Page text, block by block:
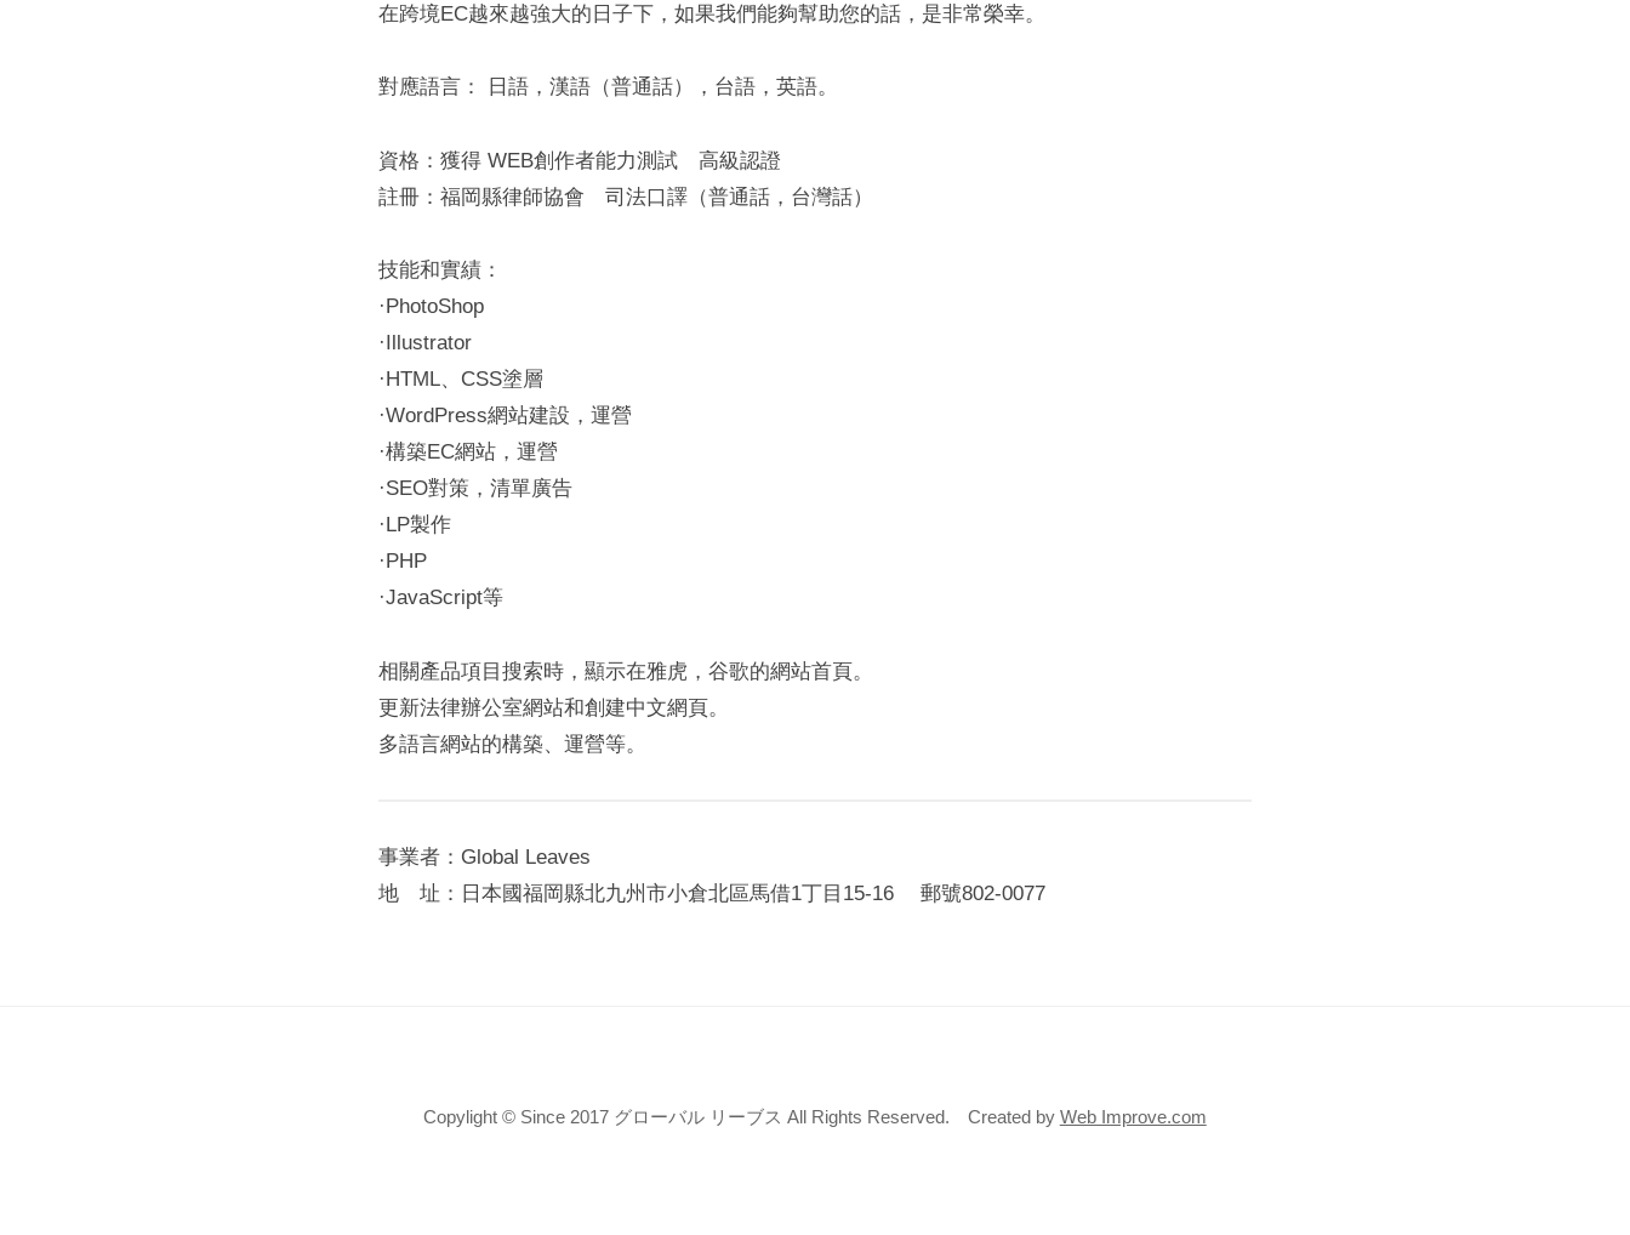
在跨境EC越來越強大的日子下，如果我們能夠幫助您的話，是非常榮幸。
對應語言： 日語，漢語（普通話），台語，英語。
資格：獲得 WEB創作者能力測試 高級認證
註冊：福岡縣律師協會 司法口譯（普通話，台灣話）
技能和實績：
·PhotoShop
·Illustrator
·HTML、CSS塗層
·WordPress網站建設，運營
·構築EC網站，運營
·SEO對策，清單廣告
·LP製作
·PHP
·JavaScript等
相關產品項目搜索時，顯示在雅虎，谷歌的網站首頁。
更新法律辦公室網站和創建中文網頁。
多語言網站的構築、運營等。
事業者：Global Leaves
地 址：日本國福岡縣北九州市小倉北區馬借1丁目15-16 郵號802-0077
Copylight © Since 2017 グローバル リーブス All Rights Reserved. Created by Web Improve.com